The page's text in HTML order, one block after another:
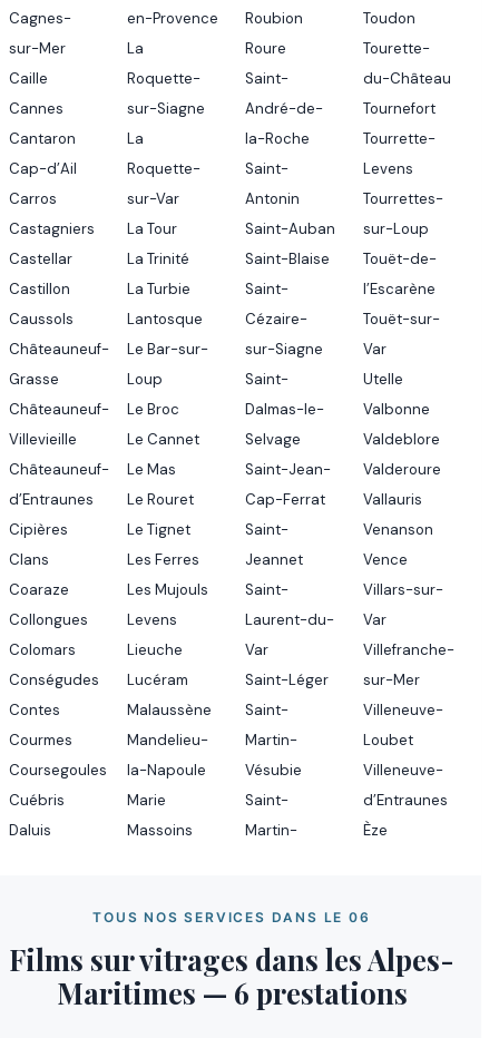
Cagnes-
sur-Mer
Caille
Cannes
Cantaron
Cap-d’Ail
Carros
Castagniers
Castellar
Castillon
Caussols
Châteauneuf-
Grasse
Châteauneuf-
Villevieille
Châteauneuf-
d’Entraunes
Cipières
Clans
Coaraze
Collongues
Colomars
Conségudes
Contes
Courmes
Coursegoules
Cuébris
Daluis
en-Provence
La
Roquette-
sur-Siagne
La
Roquette-
sur-Var
La Tour
La Trinité
La Turbie
Lantosque
Le Bar-sur-
Loup
Le Broc
Le Cannet
Le Mas
Le Rouret
Le Tignet
Les Ferres
Les Mujouls
Levens
Lieuche
Lucéram
Malaussène
Mandelieu-
la-Napoule
Marie
Massoins
Roubion
Roure
Saint-
André-de-
la-Roche
Saint-
Antonin
Saint-Auban
Saint-Blaise
Saint-
Cézaire-
sur-Siagne
Saint-
Dalmas-le-
Selvage
Saint-Jean-
Cap-Ferrat
Saint-
Jeannet
Saint-
Laurent-du-
Var
Saint-Léger
Saint-
Martin-
Vésubie
Saint-
Martin-
Toudon
Tourette-
du-Château
Tournefort
Tourrette-
Levens
Tourrettes-
sur-Loup
Touët-de-
l’Escarène
Touët-sur-
Var
Utelle
Valbonne
Valdeblore
Valderoure
Vallauris
Venanson
Vence
Villars-sur-
Var
Villefranche-
sur-Mer
Villeneuve-
Loubet
Villeneuve-
d’Entraunes
Èze
TOUS NOS SERVICES DANS LE 06
Films sur vitrages dans les Alpes-
Maritimes — 6 prestations